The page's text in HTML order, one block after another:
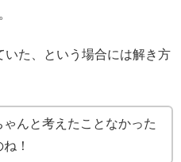
いた、という場合には解き方
んと考えたことなかった
！